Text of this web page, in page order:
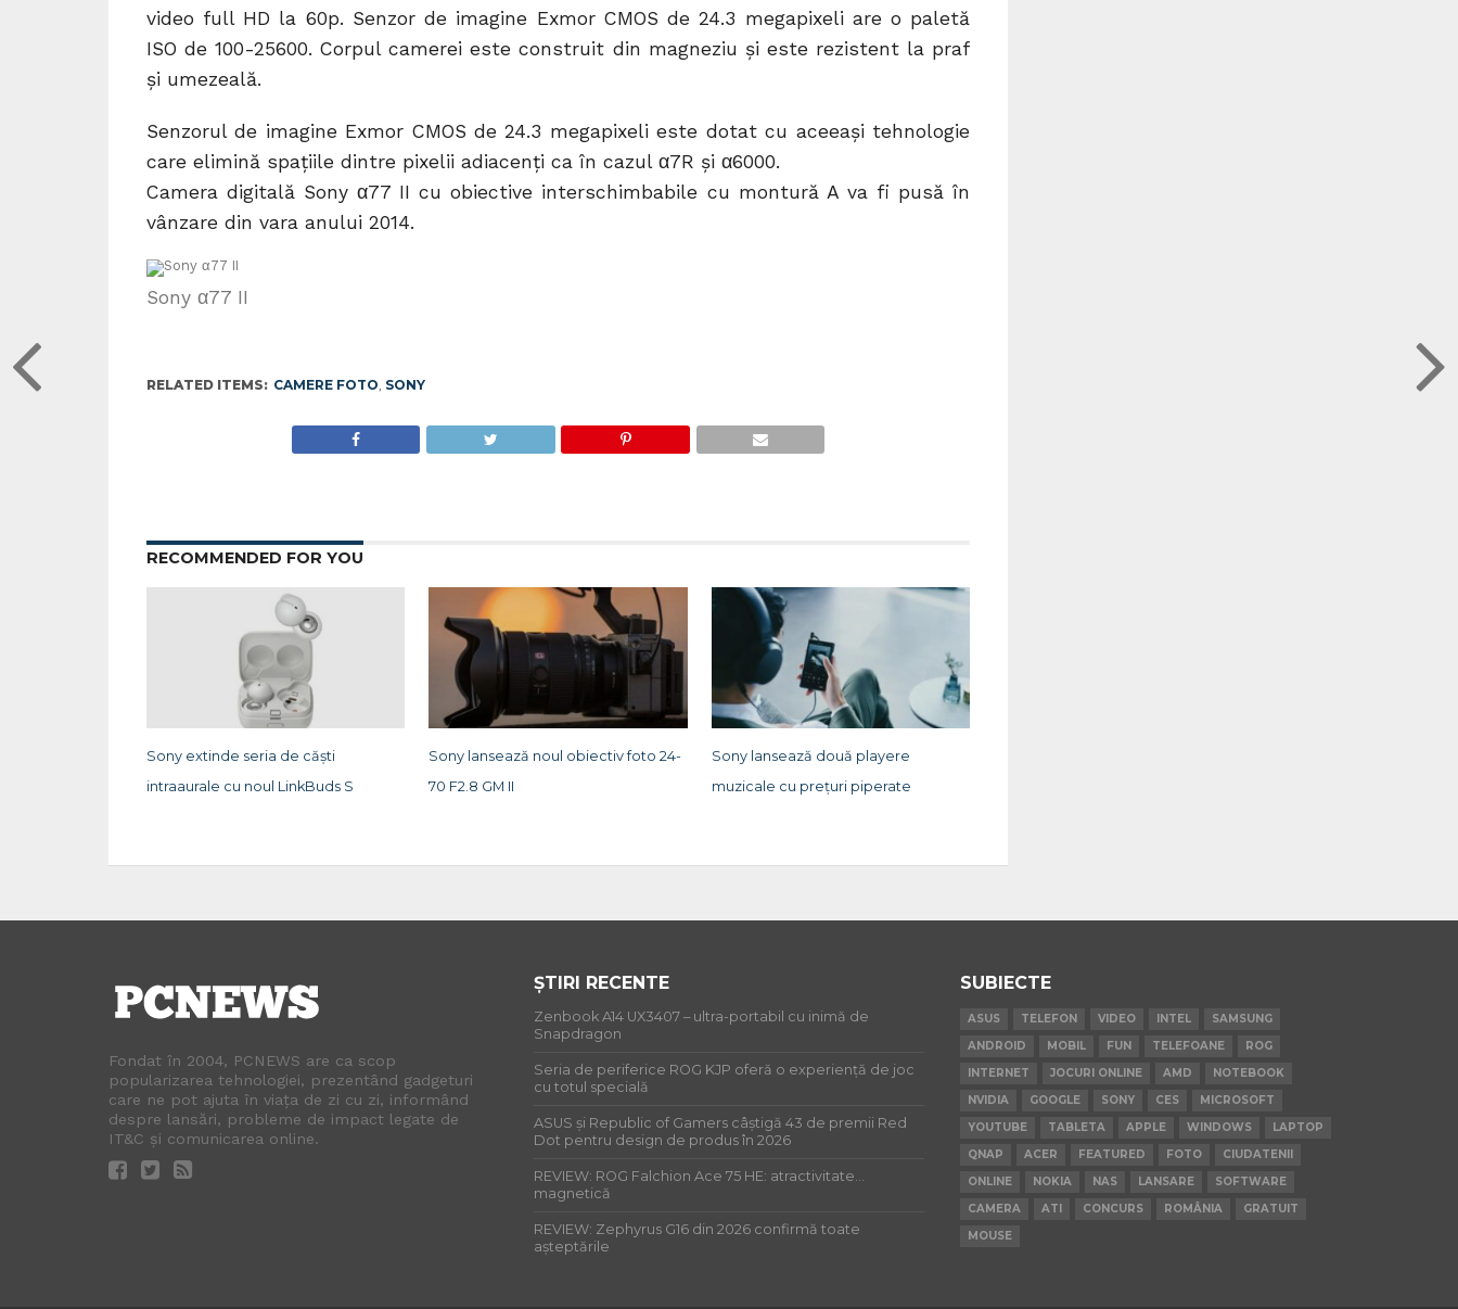
video full HD la 60p. Senzor de imagine Exmor CMOS de 24.3 megapixeli are o paletă
ISO de 100-25600. Corpul camerei este construit din magneziu și este rezistent la praf
și umezeală.
Senzorul de imagine Exmor CMOS de 24.3 megapixeli este dotat cu aceeași tehnologie
care elimină spațiile dintre pixelii adiacenți ca în cazul α7R și α6000.
Camera digitală Sony α77 II cu obiective interschimbabile cu montură A va fi pusă în
vânzare din vara anului 2014.
Sony α77 II
RELATED ITEMS: CAMERE FOTO, SONY
RECOMMENDED FOR YOU
Sony extinde seria de căști
intraaurale cu noul LinkBuds S
Sony lansează noul obiectiv foto 24-
70 F2.8 GM II
Sony lansează două playere
muzicale cu prețuri piperate
Fondat în 2004, PCNEWS are ca scop
popularizarea tehnologiei, prezentând gadgeturi
care ne pot ajuta în viața de zi cu zi, informând
despre lansări, probleme de impact legate de
IT&C și comunicarea online.
ȘTIRI RECENTE
Zenbook A14 UX3407 – ultra-portabil cu inimă de
Snapdragon
Seria de periferice ROG KJP oferă o experiență de joc
cu totul specială
ASUS și Republic of Gamers câștigă 43 de premii Red
Dot pentru design de produs în 2026
REVIEW: ROG Falchion Ace 75 HE: atractivitate…
magnetică
REVIEW: Zephyrus G16 din 2026 confirmă toate
așteptările
SUBIECTE
ASUS TELEFON VIDEO INTEL
SAMSUNG
ANDROID
MOBIL FUN TELEFOANE
ROG
INTERNET
JOCURI ONLINE AMD
NOTEBOOK
NVIDIA
GOOGLE SONY CES
MICROSOFT
YOUTUBE
TABLETA APPLE WINDOWS
LAPTOP
QNAP
ACER FEATURED FOTO
CIUDATENII
ONLINE
NOKIA NAS LANSARE
SOFTWARE
CAMERA
ATI CONCURS ROMÂNIA
GRATUIT
MOUSE